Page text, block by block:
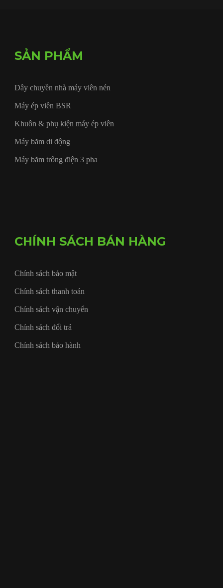
SẢN PHẨM
Dây chuyền nhà máy viên nén
Máy ép viên BSR
Khuôn & phụ kiện máy ép viên
Máy băm di động
Máy băm trống điện 3 pha
CHÍNH SÁCH BÁN HÀNG
Chính sách bảo mật
Chính sách thanh toán
Chính sách vận chuyển
Chính sách đổi trả
Chính sách bảo hành